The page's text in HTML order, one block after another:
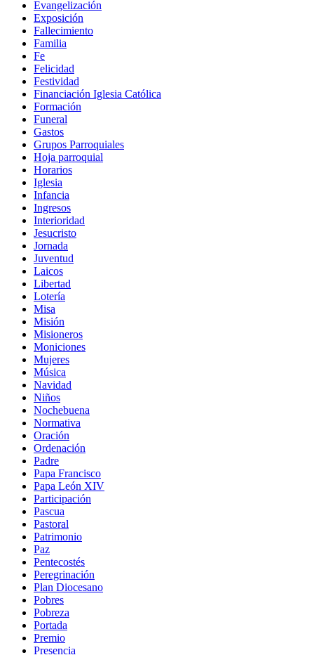
Evangelización
Exposición
Fallecimiento
Familia
Fe
Felicidad
Festividad
Financiación Iglesia Católica
Formación
Funeral
Gastos
Grupos Parroquiales
Hoja parroquial
Horarios
Iglesia
Infancia
Ingresos
Interioridad
Jesucristo
Jornada
Juventud
Laicos
Libertad
Lotería
Misa
Misión
Misioneros
Moniciones
Mujeres
Música
Navidad
Niños
Nochebuena
Normativa
Oración
Ordenación
Padre
Papa Francisco
Papa León XIV
Participación
Pascua
Pastoral
Patrimonio
Paz
Pentecostés
Peregrinación
Plan Diocesano
Pobres
Pobreza
Portada
Premio
Presencia